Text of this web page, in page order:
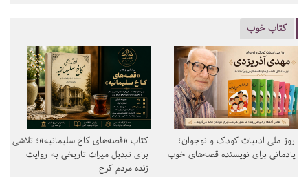
کتاب خوب
روز ملی ادبیات کودک و نوجوان؛
یادمانی برای نویسنده قصه‌های خوب
کتاب «قصه‌های کاخ سلیمانیه»؛ تلاشی
برای تبدیل میراث تاریخی به روایت
زنده مردم کرج